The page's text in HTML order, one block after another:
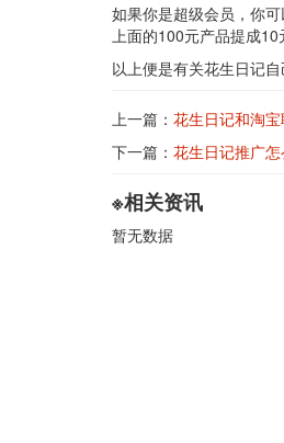
如果你是超级会员，你
上面的100元产品提成10
以上便是有关花生日记
上一篇： 花生日记和淘
下一篇： 花生日记推广
※相关资讯
暂无数据